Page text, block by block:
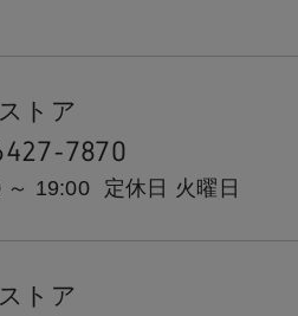
トア
7870
～ 19:00 定休日 火曜日
トア